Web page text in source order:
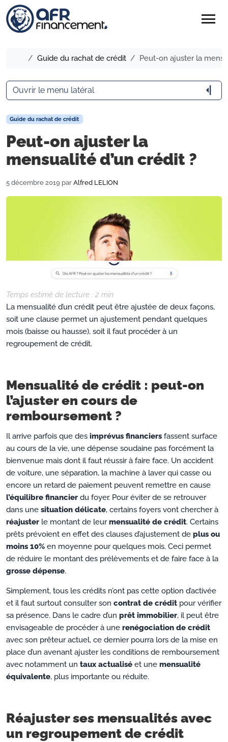
menu
Accueil
Guide du rachat de crédit Peut-on ajuster la
Guide du rachat de crédit
Peut-on ajuster la
mensualité d’un crédit ?
5 décembre 2019 par Alfred LELION
Temps estimé de lecture : 2 min
La mensualité d’un crédit peut être ajustée de deux façons,
soit une clause permet un ajustement pendant quelques
mois (baisse ou hausse), soit il faut procéder à un
regroupement de crédit.
Mensualité de crédit : peut-on
l’ajuster en cours de
remboursement ?
Il arrive parfois que des imprévus financiers fassent surface
au cours de la vie, une dépense soudaine pas forcément la
bienvenue mais dont il faut réussir à faire face. Un accident
de voiture, une séparation, la machine à laver qui casse ou
encore un retard de paiement peuvent remettre en cause
l’équilibre financier du foyer. Pour éviter de se retrouver
dans une situation délicate, certains foyers vont chercher à
réajuster le montant de leurmensualité de crédit. Certains
prêts prévoient en effet des clauses d’ajustement de plus ou
moins 10% en moyenne pour quelques mois. Ceci permet
de réduire le montant des prélèvements et de faire face à la
grosse dépense.
Simplement, tous les crédits n’ont pas cette option d’activée
et il faut surtout consulter son contrat de crédit pour vérifier
sa présence. Dans le cadre d’un prêt immobilier, il peut être
envisageable de procéder à une renégociation de crédit
avec son prêteur actuel, ce dernier pourra lors de la mise en
place d’un avenant ajuster les conditions de remboursement
avec notamment un taux actualisé et une mensualité
équivalente, plus importante ou réduite.
Réajuster ses mensualités avec
un regroupement de crédit
Ouvrir le menu latéral arrow_menu_close